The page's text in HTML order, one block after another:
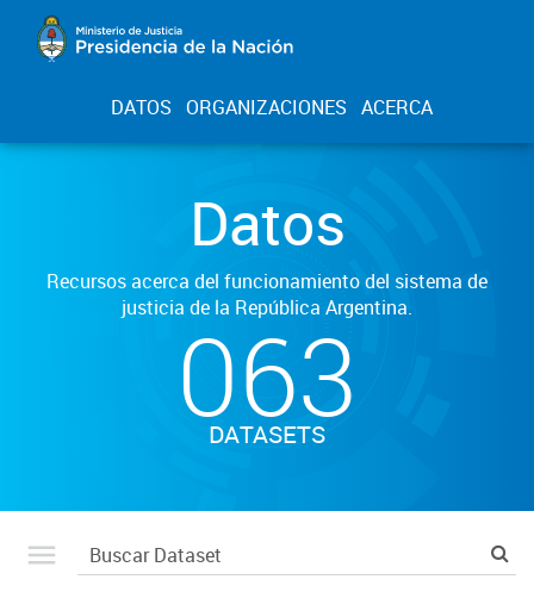
DATOS ORGANIZACIONES ACERCA
Datos
Recursos acerca del funcionamiento del sistema de
justicia de la República Argentina.
063
DATASETS